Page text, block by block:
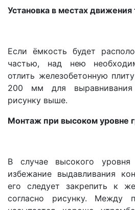
Установка в местах движения
Если ёмкость будет
частью, над нею
отлить железобетонную
200 мм для выравнивания
рисунку выше.
Монтаж при высоком уровне
В случае высокого
избежание выдавливания
его следует закрепить к
согласно рисунку. Между